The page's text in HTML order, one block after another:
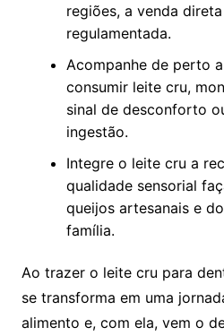
regiões, a venda
regulamentada.
Acompanhe de perto
consumir leite cru,
sinal de desconforto
ingestão.
Integre o leite cru a
qualidade sensorial
queijos artesanais e
família.
Ao trazer o leite cru para
se transforma em uma
alimento e, com ela, vem o